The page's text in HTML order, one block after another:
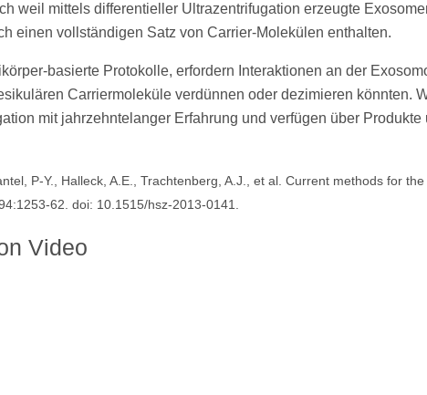
weil mittels differentieller Ultrazentrifugation erzeugte
einen vollständigen Satz von Carrier-Molekülen enthalten.
basierte Protokolle, erfordern Interaktionen an der
Carriermoleküle verdünnen oder dezimieren könnten.
mit jahrzehntelanger Erfahrung und verfügen über Produkte
P-Y., Halleck, A.E., Trachtenberg, A.J., et al. Current methods for
62. doi: 10.1515/hsz-2013-0141.
Video